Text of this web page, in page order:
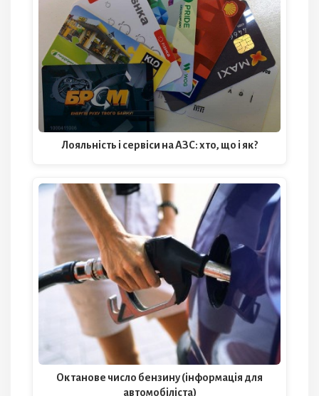
Лояльність і сервіси на АЗС: хто, що і як?
Октанове число бензину (інформація для
автомобіліста)